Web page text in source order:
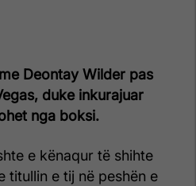
Deontay Wilder pas
duke inkurajuar
nga boksi.
e kënaqur të shihte
titullin e tij në peshën e